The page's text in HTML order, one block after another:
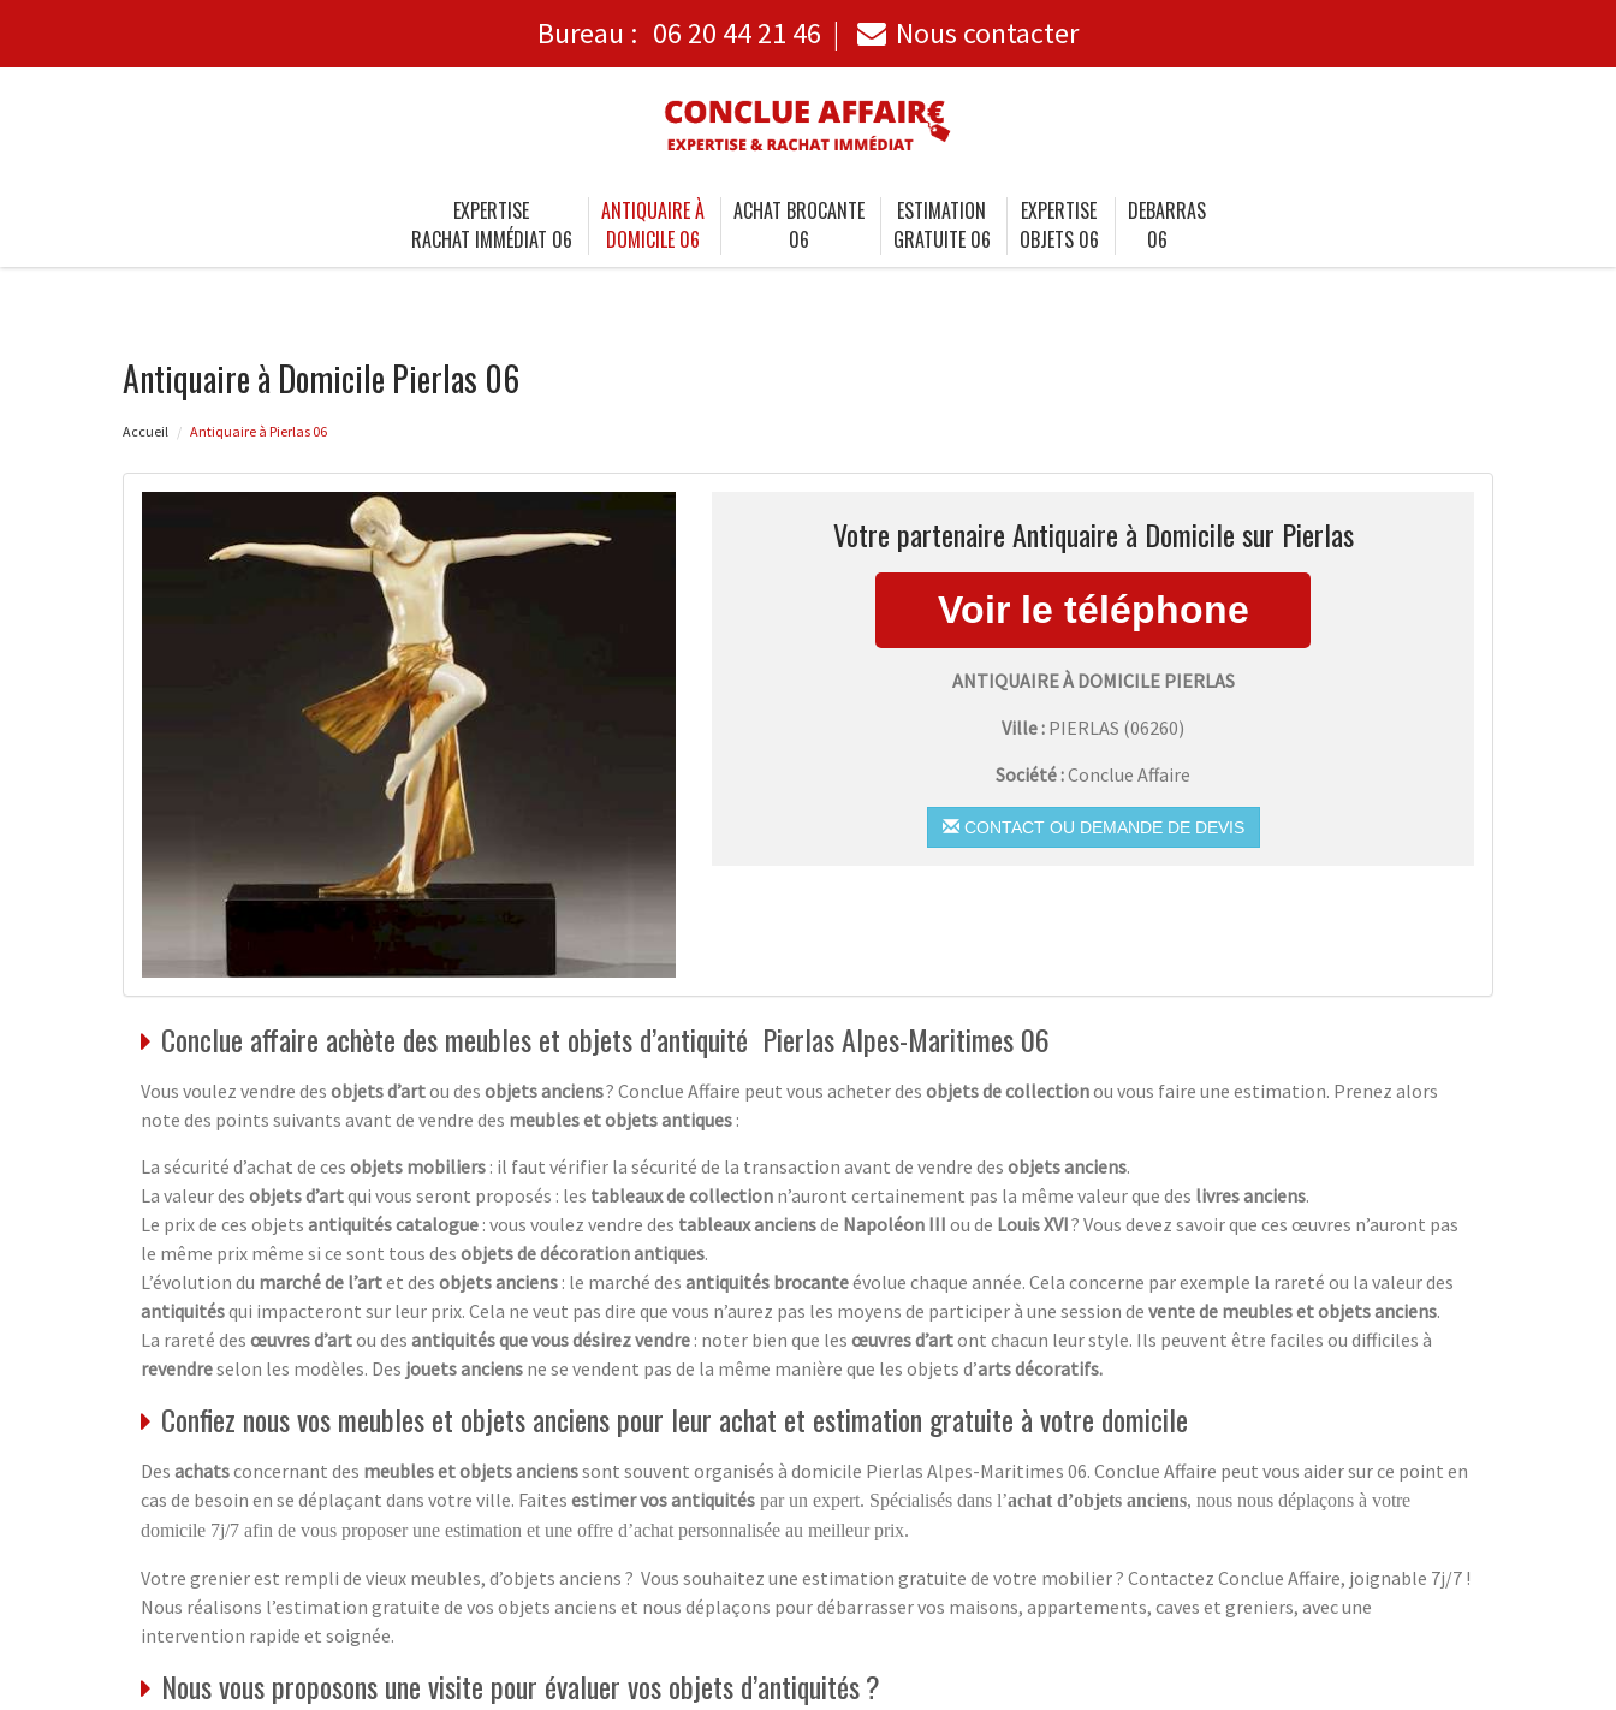
Bureau : 06 20 44 21 46 Nous contacter
EXPERTISE
RACHAT IMMÉDIAT 06
ANTIQUAIRE À
DOMICILE 06
ACHAT BROCANTE
06
ESTIMATION
GRATUITE 06
EXPERTISE
OBJETS 06
DEBARRAS
06
Antiquaire à Domicile Pierlas 06
Accueil Antiquaire à Pierlas 06
Votre partenaire Antiquaire à Domicile sur Pierlas
ANTIQUAIRE À DOMICILE PIERLAS
Ville : PIERLAS (06260)
Société :Conclue Affaire
CONTACT OU DEMANDE DE DEVIS
Conclue affaire achète des meubles et objets d’antiquité Pierlas Alpes-Maritimes 06
Vous voulez vendre des objets d’artou des objets anciens? Conclue Affaire peut vous acheter des objets de collectionou vous faire une estimation. Prenez alors
note des points suivants avant de vendre des meubles et objets antiques :
La sécurité d’achat de ces objets mobiliers : il faut vérifier la sécurité de la transaction avant de vendre des objets anciens.
La valeur des objets d’artqui vous seront proposés : les tableaux de collection n’auront certainement pas la même valeur que des livres anciens.
Le prix de ces objets antiquités catalogue : vous voulez vendre des tableaux anciensde Napoléon III ou de Louis XVI? Vous devez savoir que ces œuvres n’auront pas
le même prix même si ce sont tous des objets de décoration antiques.
L’évolution du marché de l’artet des objets anciens : le marché des antiquités brocanteévolue chaque année. Cela concerne par exemple la rareté ou la valeur des
antiquitésqui impacteront sur leur prix. Cela ne veut pas dire que vous n’aurez pas les moyens de participer à une session de vente de meubles et objets anciens.
La rareté des œuvres d’artou des antiquités que vous désirez vendre : noter bien que les œuvres d’artont chacun leur style. Ils peuvent être faciles ou difficiles à
revendreselon les modèles. Des jouets anciens ne se vendent pas de la même manière que les objets d’arts décoratifs.
Confiez nous vos meubles et objets anciens pour leur achat et estimation gratuite à votre domicile
Des achatsconcernant des meubles et objets ancienssont souvent organisés à domicile Pierlas Alpes-Maritimes 06. Conclue Affaire peut vous aider sur ce point en
cas de besoin en se déplaçant dans votre ville. Faites estimer vos antiquités par un expert. Spécialisés dans l’achat d’objets anciens, nous nous déplaçons à votre
domicile 7j/7 afin de vous proposer une estimation et une offre d’achat personnalisée au meilleur prix.
Votre grenier est rempli de vieux meubles, d’objets anciens ? Vous souhaitez une estimation gratuite de votre mobilier ? Contactez Conclue Affaire, joignable 7j/7 !
Nous réalisons l’estimation gratuite de vos objets anciens et nous déplaçons pour débarrasser vos maisons, appartements, caves et greniers, avec une
intervention rapide et soignée.
Nous vous proposons une visite pour évaluer vos objets d’antiquités ?